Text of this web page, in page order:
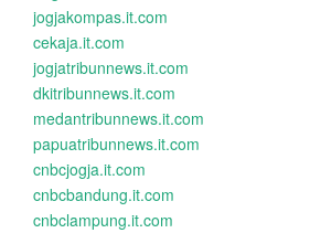
jogjakompas.it.com
cekaja.it.com
jogjatribunnews.it.com
dkitribunnews.it.com
medantribunnews.it.com
papuatribunnews.it.com
cnbcjogja.it.com
cnbcbandung.it.com
cnbclampung.it.com